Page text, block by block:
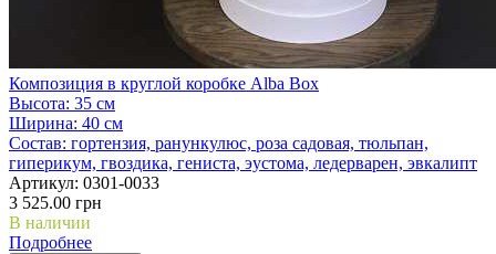
Композиция в круглой коробке Alba Box
Высота: 35 см
Ширина: 40 см
Состав: гортензия, ранункулюс, роза садовая, тюльпан,
гиперикум, гвоздика, гениста, эустома, ледерварен, эвкалипт
Артикул: 0301-0033
3 525.00 грн
В наличии
Подробнее